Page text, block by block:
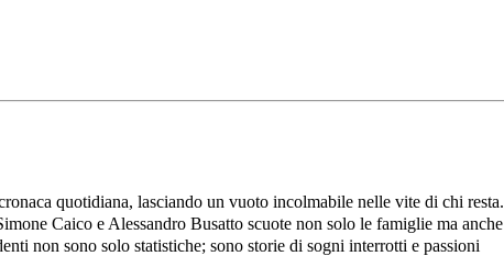
quotidiana, lasciando un vuoto incolmabile nelle vite di chi resta.
Caico e Alessandro Busatto scuote non solo le famiglie ma anche
non sono solo statistiche; sono storie di sogni interrotti e passioni